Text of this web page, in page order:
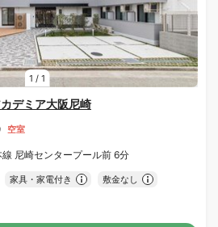
1 / 1
デミア大阪尼崎
空室
線 尼崎センタープール前 6分
家具・家電付き 敷金なし